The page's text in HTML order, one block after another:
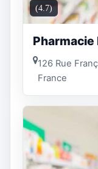
(4.7)
Pharmacie
126 Rue
France